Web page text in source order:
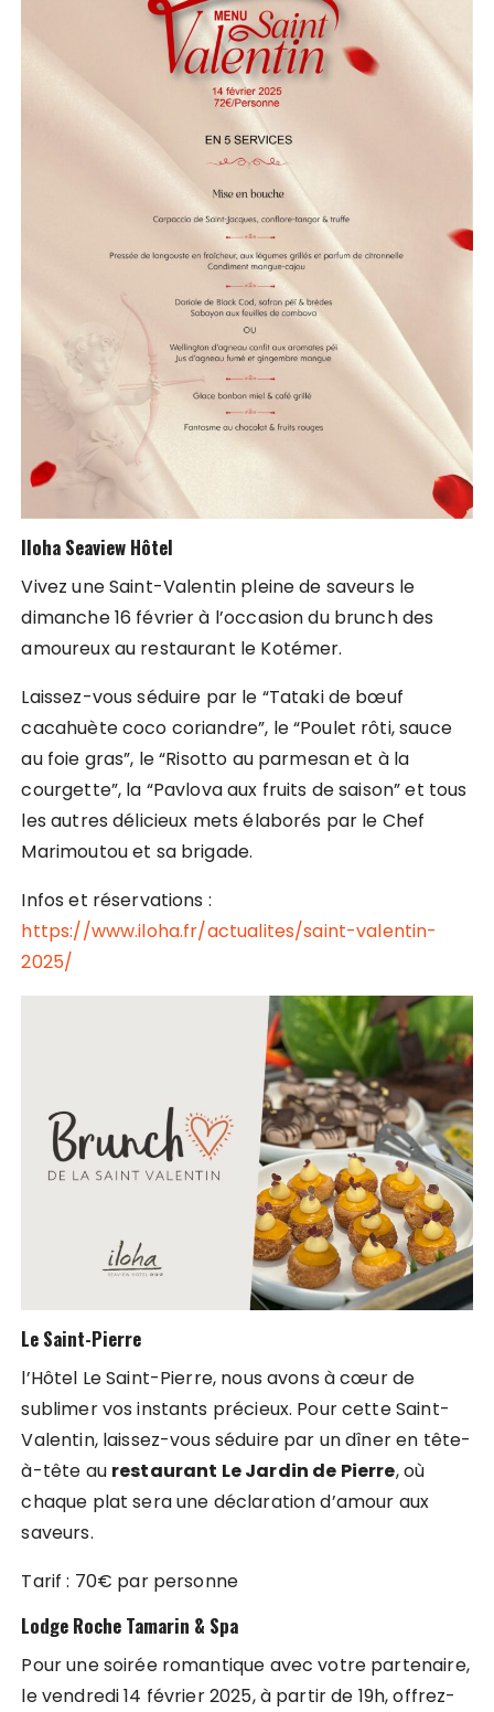
Iloha Seaview Hôtel
Vivez une Saint-Valentin pleine de saveurs le
dimanche 16 février à l’occasion du brunch des
amoureux au restaurant le Kotémer.
Laissez-vous séduire par le “Tataki de bœuf
cacahuète coco coriandre”, le “Poulet rôti, sauce
au foie gras”, le “Risotto au parmesan et à la
courgette”, la “Pavlova aux fruits de saison” et tous
les autres délicieux mets élaborés par le Chef
Marimoutou et sa brigade.
Infos et réservations :
https://www.iloha.fr/actualites/saint-valentin-
2025/
Le Saint-Pierre
l’Hôtel Le Saint-Pierre, nous avons à cœur de
sublimer vos instants précieux. Pour cette Saint-
Valentin, laissez-vous séduire par un dîner en tête-
à-tête au restaurant Le Jardin de Pierre, où
chaque plat sera une déclaration d’amour aux
saveurs.
Tarif : 70€ par personne
Lodge Roche Tamarin & Spa
Pour une soirée romantique avec votre partenaire,
le vendredi 14 février 2025, à partir de 19h, offrez-